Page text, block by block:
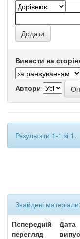
Вивести на
Автори
Результати 1-1 зі 1.
Знайдені матеріали:
Попередній
перегляд
Дата